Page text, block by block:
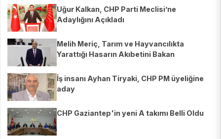
Uğur Kalkan, CHP Parti Meclisi’ne
Adaylığını Açıkladı
Melih Meriç, Tarım ve Hayvancılıkta
Yarattığı Hasarın Akıbetini Bakan
İş insanı Ayhan Tiryaki, CHP PM üyeliğine
aday
CHP Gaziantep'in yeni A takımı Belli Oldu